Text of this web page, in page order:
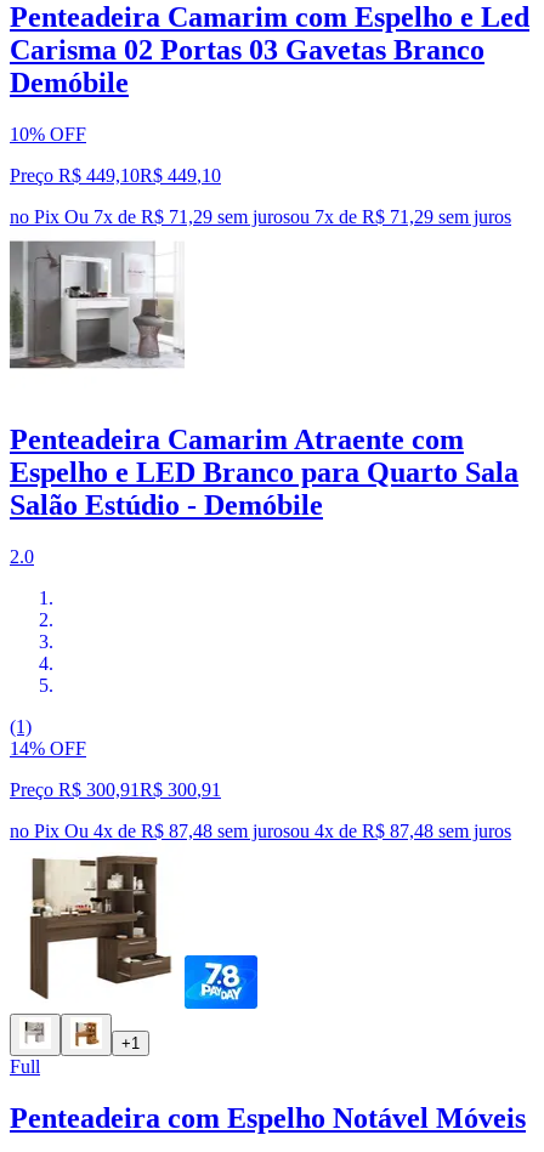
Penteadeira Camarim com Espelho e Led
Carisma 02 Portas 03 Gavetas Branco
Demóbile
10% OFF
Preço R$ 449,10R$ 449,10
no Pix Ou 7x de R$ 71,29 sem jurosou 7x de R$ 71,29 sem juros
Penteadeira Camarim Atraente com
Espelho e LED Branco para Quarto Sala
Salão Estúdio - Demóbile
2.0
(1)
14% OFF
Preço R$ 300,91R$ 300,91
no Pix Ou 4x de R$ 87,48 sem jurosou 4x de R$ 87,48 sem juros
+1
Full
Penteadeira com Espelho Notável Móveis